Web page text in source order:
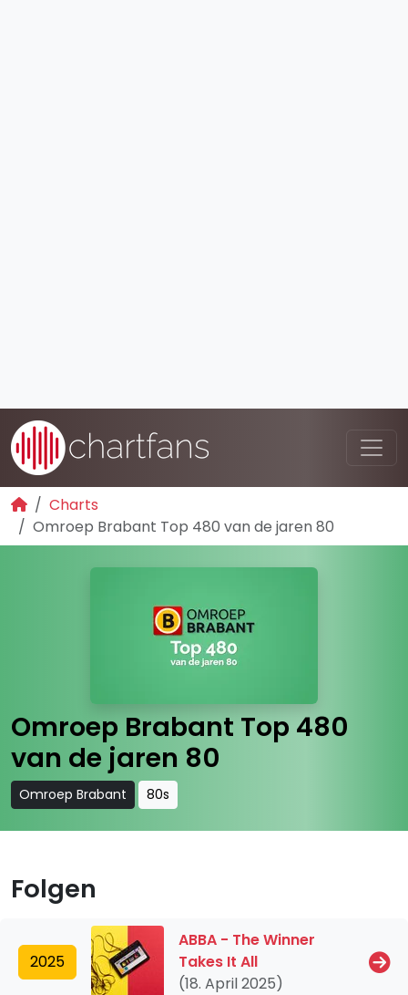
Charts
Omroep Brabant Top 480 van de jaren 80
Omroep Brabant Top 480
van de jaren 80
Omroep Brabant 80s
Folgen
2025
ABBA - The Winner
Takes It All
(18. April 2025)